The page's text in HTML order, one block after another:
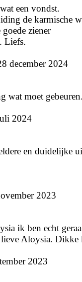
een vondst.
de karmische
ziener
Liefs.
december 2024
wat moet
2024
en duidelijke
2023
ik ben echt
Aloysia. Dikke
2023